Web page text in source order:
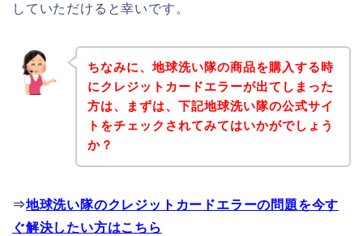
していただけると幸いです。
ちなみに、地球洗い隊の商品を購入する時
にクレジットカードエラーが出てしまった
方は、まずは、下記地球洗い隊の公式サイ
トをチェックされてみてはいかがでしょう
か？
⇒地球洗い隊のクレジットカードエラーの問題を今す
ぐ解決したい方はこちら